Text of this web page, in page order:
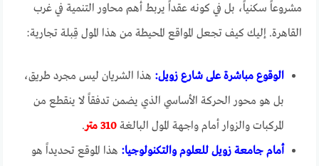
مشروعاً سكنياً، بل في كونه عقداً يربط أهم محاور التنمية في غرب
القاهرة. إليك كيف تجعل المواقع المحيطة من هذا المول قِبلة تجارية:
الوقوع مباشرة على شارع زويل: هذا الشريان ليس مجرد طريق،
بل هو محور الحركة الأساسي الذي يضمن تدفقاً لا ينقطع من
المركبات والزوار أمام واجهة المول البالغة310 متر
.
أمام جامعة زويل للعلوم والتكنولوجيا: هذا الموقع تحديداً هو